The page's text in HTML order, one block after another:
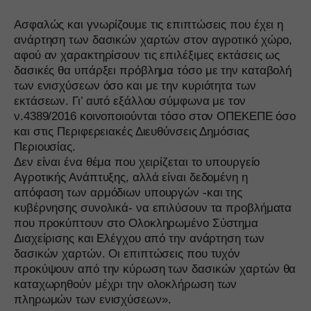
Ασφαλώς και γνωρίζουμε τις επιπτώσεις που έχει η
ανάρτηση των δασικών χαρτών στον αγροτικό χώρο,
αφού αν χαρακτηρίσουν τις επιλέξιμες εκτάσεις ως
δασικές θα υπάρξει πρόβλημα τόσο με την καταβολή
των ενισχύσεων όσο και με την κυριότητα των
εκτάσεων. Γι’ αυτό εξάλλου σύμφωνα με τον
ν.4389/2016 κοινοποιούνται τόσο στον ΟΠΕΚΕΠΕ όσο
και στις Περιφερειακές Διευθύνσεις Δημόσιας
Περιουσίας.
Δεν είναι ένα θέμα που χειρίζεται το υπουργείο
Αγροτικής Ανάπτυξης, αλλά είναι δεδομένη η
απόφαση των αρμόδιων υπουργών -και της
κυβέρνησης συνολικά- να επιλύσουν τα προβλήματα
που προκύπτουν στο Ολοκληρωμένο Σύστημα
Διαχείρισης και Ελέγχου από την ανάρτηση των
δασικών χαρτών. Οι επιπτώσεις που τυχόν
προκύψουν από την κύρωση των δασικών χαρτών θα
καταχωρηθούν μέχρι την ολοκλήρωση των
πληρωμών των ενισχύσεων».
wordpress_logged_in_*
wordpress_test_cookie
wp_woocommerce_session_*
wp-settings-*
wp-wpml_current_admin_language_*
wp-wpml_current_language
services.kraniotis.gr
www.services.kraniotis.gr
αλληλεπιδρούν οι επισκέπτες με τον ιστότοπό μας.
Εμφάνιση λεπτομερειών
_ga
_ga_*
mp_*_mixpanel
sbjs_current
sbjs_current_add
sbjs_first
sbjs_first_add
sbjs_migrations
sbjs_session
sbjs_udata
region1.google-analytics.com
Μάρκετινγκ
Οι υπηρεσίες μάρκετινγκ χρησιμοποιούνται από διαφημιστές τρίτων
για να εμφανίζουν εξατομικευμένες διαφημίσεις. Το κάνουν
παρακολουθώντας τους επισκέπτες σε διάφορους ιστότοπους.
Εμφάνιση λεπτομερειών
_fbc
_fbp
connect.facebook.net
Μέσα
Αυτά τα cookies και υπηρεσίες είναι απαραίτητα για την εμφάνιση
ορισμένων μέσων, όπως ενσωματωμένα βίντεο, χάρτες, αναρτήσεις
στα κοινωνικά δίκτυα κ.λπ.
Εμφάνιση λεπτομερειών
fonts.googleapis.com
fonts.gstatic.com
www.facebook.com
www.google.com
Άλλες υπηρεσίες
Αυτή η κατηγορία περιλαμβάνει όλα τα cookies, τομείς και
υπηρεσίες που δεν εμπίπτουν σε άλλες καθορισμένες κατηγορίες ή
δεν έχουν κατηγοριοποιηθεί σαφώς.
Εμφάνιση λεπτομερειών